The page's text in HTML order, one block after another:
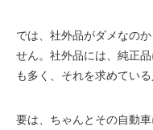
では、社外品がダメなの
せん。社外品には、純正
も多く、それを求めてい
要は、ちゃんとその自動